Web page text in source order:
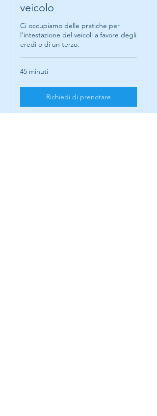
veicolo
Ci occupiamo delle pratiche per
l'intestazione del veicoli a favore degli
eredi o di un terzo.
45 minuti
Richiedi di prenotare